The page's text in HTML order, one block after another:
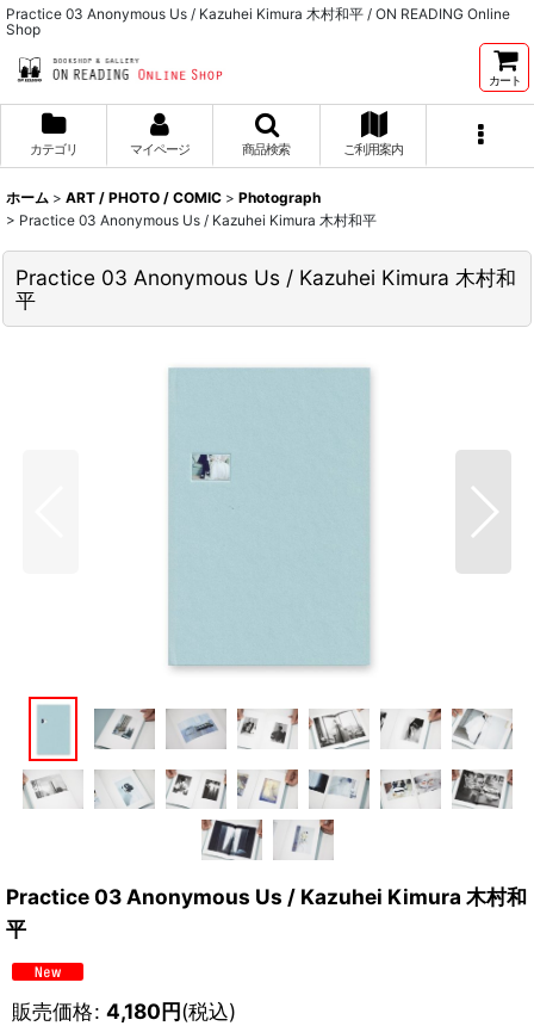
Practice 03 Anonymous Us / Kazuhei Kimura 木村和平 / ON READING Online
Shop
カート
カテゴリ マイページ 商品検索 ご利用案内
ホーム > ART / PHOTO / COMIC > Photograph
> Practice 03 Anonymous Us / Kazuhei Kimura 木村和平
Practice 03 Anonymous Us / Kazuhei Kimura 木村和
平
Practice 03 Anonymous Us / Kazuhei Kimura 木村和
平
販売価格: 4,180円(税込)